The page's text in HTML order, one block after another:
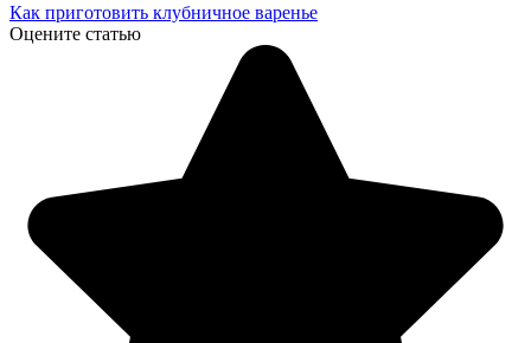
Как приготовить клубничное варенье
Оцените статью